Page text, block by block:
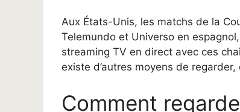
Aux États-Unis, les matchs de la
Telemundo et Universo en
streaming TV en direct avec ces
existe d’autres moyens de
Comment